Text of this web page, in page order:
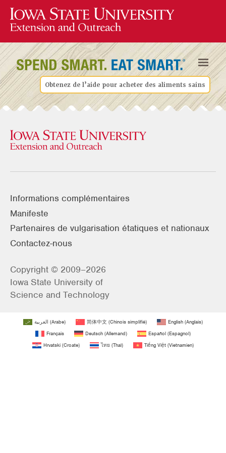
Obtenez de l’aide pour acheter des aliments sains
Informations complémentaires
Manifeste
Partenaires de vulgarisation étatiques et nationaux
Contactez-nous
Copyright © 2009–2026
Iowa State University of
Science and Technology
العربية (Arabe) 简体中文 (Chinois simplifié) English (Anglais)
Français
Deutsch (Allemand) Español (Espagnol)
Hrvatski (Croate) ไทย (Thaï) Tiếng Việt (Vietnamien)